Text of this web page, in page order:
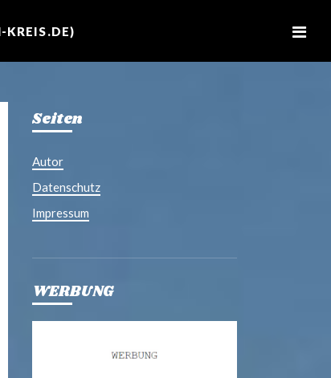
KREIS.DE)
Seiten
Autor
Datenschutz
Impressum
WERBUNG